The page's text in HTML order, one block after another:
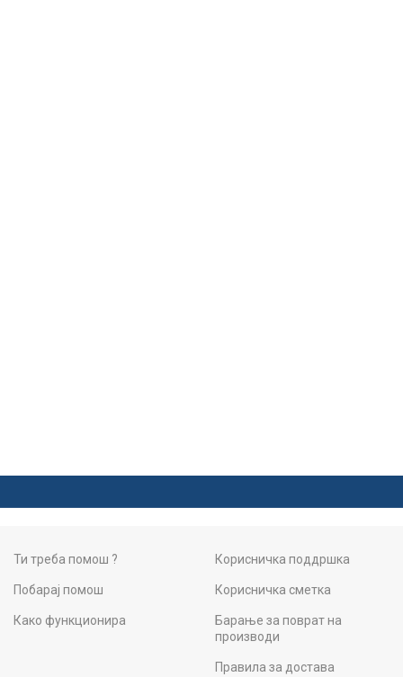
Ти треба помош ?
Побарај помош
Како функционира
Корисничка поддршка
Корисничка сметка
Барање за поврат на
производи
Правила за достава